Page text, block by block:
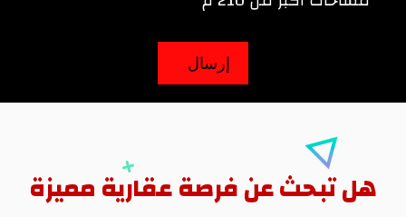
هل تبحث عن فرصة عقارية مميزة